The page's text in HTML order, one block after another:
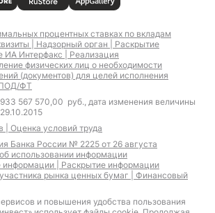
процентных ставках по вкладам
| Надзорный орган | Раскрытие
ИА Интерфакс | Реализация
физических лиц о необходимости
(документов) для целей исполнения
ПОД/ФТ
567 570,00 руб., дата изменения величины
| Оценка условий труда
Банка России № 2225 от 26 августа
использовании информации
информации | Раскрытие информации
рынка ценных бумаг | Финансовый
и повышения удобства пользования